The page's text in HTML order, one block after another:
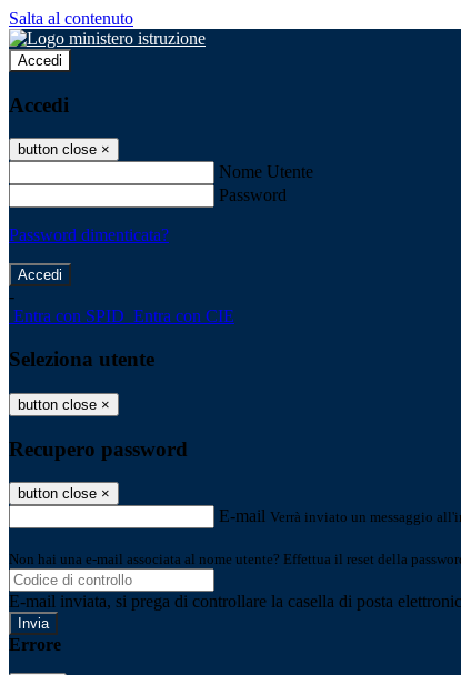
Salta al contenuto
Accedi
Accedi
button close ×
Nome Utente
Password
Password dimenticata?
-
Entra con SPID Entra con CIE
Seleziona utente
button close ×
Recupero password
button close ×
E-mail Verrà inviato un messaggio
Non hai una e-mail associata al nome utente? Effettua il reset della
E-mail inviata, si prega di controllare la casella di posta
Errore